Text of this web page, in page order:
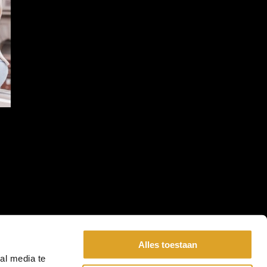
media te
Alles toestaan